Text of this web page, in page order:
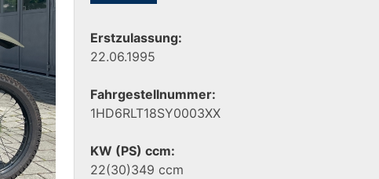
Erstzulassung:
22.06.1995
Fahrgestellnummer:
1HD6RLT18SY0003XX
KW (PS) ccm:
22(30)349 ccm